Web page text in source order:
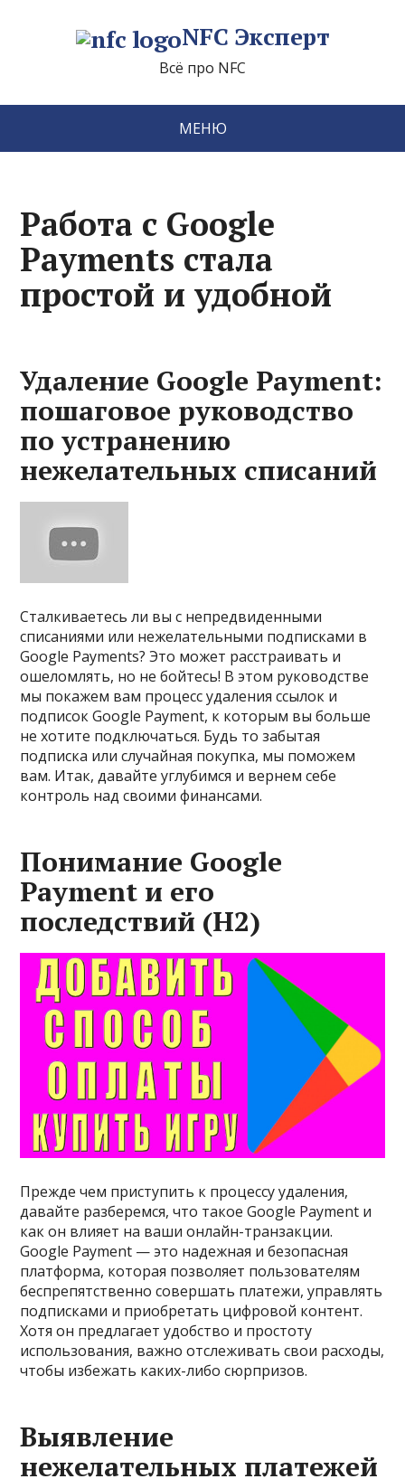
NFC Эксперт
Всё про NFC
МЕНЮ
Работа с Google
Payments стала
простой и удобной
Удаление Google Payment:
пошаговое руководство
по устранению
нежелательных списаний
Сталкиваетесь ли вы с непредвиденными
списаниями или нежелательными подписками в
Google Payments? Это может расстраивать и
ошеломлять, но не бойтесь! В этом руководстве
мы покажем вам процесс удаления ссылок и
подписок Google Payment, к которым вы больше
не хотите подключаться. Будь то забытая
подписка или случайная покупка, мы поможем
вам. Итак, давайте углубимся и вернем себе
контроль над своими финансами.
Понимание Google
Payment и его
последствий (H2)
Прежде чем приступить к процессу удаления,
давайте разберемся, что такое Google Payment и
как он влияет на ваши онлайн-транзакции.
Google Payment — это надежная и безопасная
платформа, которая позволяет пользователям
беспрепятственно совершать платежи, управлять
подписками и приобретать цифровой контент.
Хотя он предлагает удобство и простоту
использования, важно отслеживать свои расходы,
чтобы избежать каких-либо сюрпризов.
Выявление
нежелательных платежей